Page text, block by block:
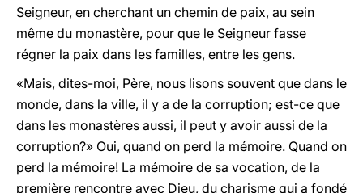
Seigneur, en cherchant un chemin de paix, au sein
même du monastère, pour que le Seigneur fasse
régner la paix dans les familles, entre les gens.
«Mais, dites-moi, Père, nous lisons souvent que dans le
monde, dans la ville, il y a de la corruption; est-ce que
dans les monastères aussi, il peut y avoir aussi de la
corruption?» Oui, quand on perd la mémoire. Quand on
perd la mémoire! La mémoire de sa vocation, de la
première rencontre avec Dieu, du charisme qui a fondé